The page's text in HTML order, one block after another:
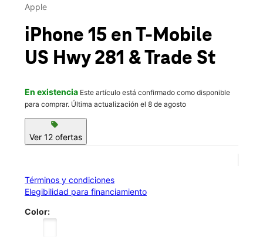
Vie.:
location_on
2511 US Highway 281 Ste 600 Marble Falls, TX 78654
Apple
iPhone 15 en T-Mobile
US Hwy 281 & Trade St
En existencia Este artículo está confirmado como disponible
para comprar. Última actualización el 8 de agosto
sell
Ver 12 ofertas
Términos y condiciones
Elegibilidad para financiamiento
Color: